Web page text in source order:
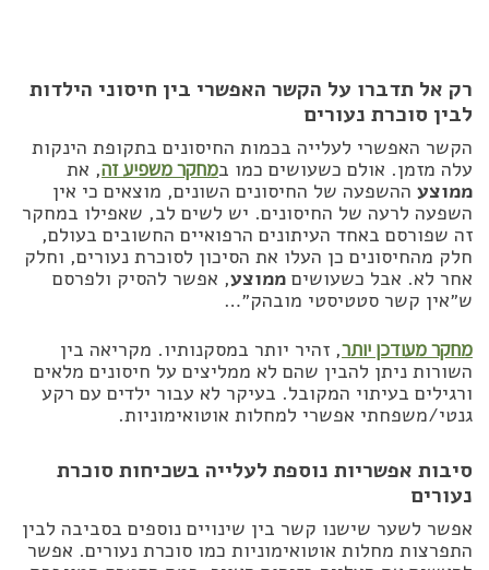
רק אל תדברו על הקשר האפשרי בין חיסוני הילדות
לבין סוכרת נעורים
הקשר האפשרי לעלייה בכמות החיסונים בתקופת הינקות
עלה מזמן. אולם כשעושים כמו במחקר משפיע זה, את
ממוצע ההשפעה של החיסונים השונים, מוצאים כי אין
השפעה לרעה של החיסונים. יש לשים לב, שאפילו במחקר
זה שפורסם באחד העיתונים הרפואיים החשובים בעולם,
חלק מהחיסונים כן העלו את הסיכון לסוכרת נעורים, וחלק
אחר לא. אבל כשעושים ממוצע, אפשר להסיק ולפרסם
ש״אין קשר סטטיסטי מובהק״…
מחקר מעודכן יותר, זהיר יותר במסקנותיו. מקריאה בין
השורות ניתן להבין שהם לא ממליצים על חיסונים מלאים
ורגילים בעיתוי המקובל. בעיקר לא עבור ילדים עם רקע
גנטי/משפחתי אפשרי למחלות אוטואימוניות.
סיבות אפשריות נוספת לעלייה בשכיחות סוכרת
נעורים
אפשר לשער שישנו קשר בין שינויים נוספים בסביבה לבין
התפרצות מחלות אוטואימוניות כמו סוכרת נעורים. אפשר